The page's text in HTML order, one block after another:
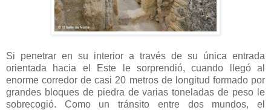
Si penetrar en su interior a través de su única entrada
orientada hacia el Este le sorprendió, cuando llegó al
enorme corredor de casi 20 metros de longitud formado por
grandes bloques de piedra de varias toneladas de peso le
sobrecogió. Como un tránsito entre dos mundos, el